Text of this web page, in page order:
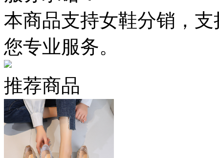
本商品支持女鞋分销，
您专业服务。
推荐商品